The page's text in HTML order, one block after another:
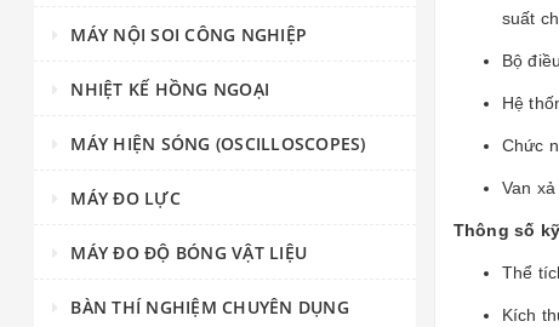
suất
Bộ
Hệ
Chức
Van
Thông số
Thể
Kích
MÁY NỘI SOI CÔNG NGHIỆP
NHIỆT KẾ HỒNG NGOẠI
MÁY HIỆN SÓNG (OSCILLOSCOPES)
MÁY ĐO LỰC
MÁY ĐO ĐỘ BÓNG VẬT LIỆU
BÀN THÍ NGHIỆM CHUYÊN DỤNG